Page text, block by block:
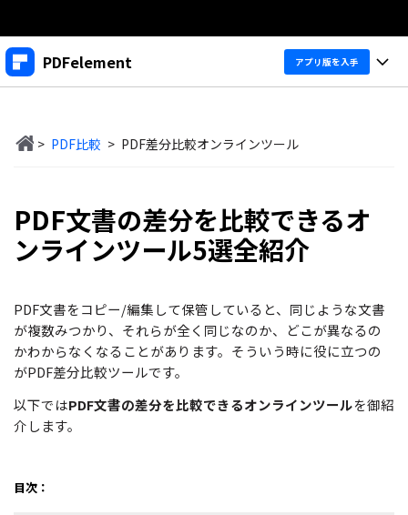
製品
概要
企業情報
サポート
PDFelement アプリ版を入手
デスクトップ
PDFelement Mac版
PDFelement iOS版
PDFelement Android版
Cloud
PDF オンラインツール
製品機能
PDF 作成
PDF 編集
PDF フォーム
PDF 整理
個人向け
法人向け
教育向け
製品ガイド
Macユーザー向け
iOSユーザー向け
アップグレード！
ヘルプ＆リソース
PDFに関するコツ
無料ダウンロード 購入する
> PDF比較 > PDF差分比較オンラインツール
PDF文書の差分を比較できるオ
ンラインツール5選全紹介
PDF文書をコピー/編集して保管していると、同じような文書
が複数みつかり、それらが全く同じなのか、どこが異なるの
かわからなくなることがあります。そういう時に役に立つの
がPDF差分比較ツールです。
以下ではPDF文書の差分を比較できるオンラインツールを御紹
介します。
目次：